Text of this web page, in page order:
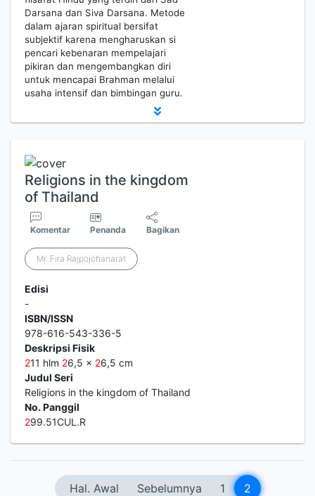
Darsana dan Siva Darsana. Metode
dalam ajaran spiritual bersifat
subjektif karena mengharuskan si
pencari kebenaran mempelajari
pikiran dan mengembangkan diri
untuk mencapai Brahman melalui
usaha intensif dan bimbingan guru.
Religions in the kingdom
of Thailand
Komentar Penanda Bagikan
Mr. Fira Rajpojchanarat
Edisi
-
ISBN/ISSN
978-616-543-336-5
Deskripsi Fisik
211 hlm 26,5 x 26,5 cm
Judul Seri
Religions in the kingdom of Thailand
No. Panggil
299.51CUL.R
Hal. Awal Sebelumnya 1 2